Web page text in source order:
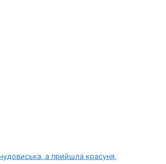
а прийшла красуня,